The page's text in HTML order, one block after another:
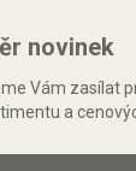
novinek
Vám zasílat
a